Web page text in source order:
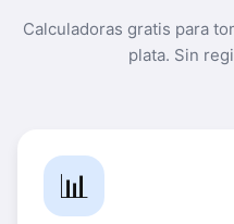
Calculadoras gratis para
plata. Sin
📊